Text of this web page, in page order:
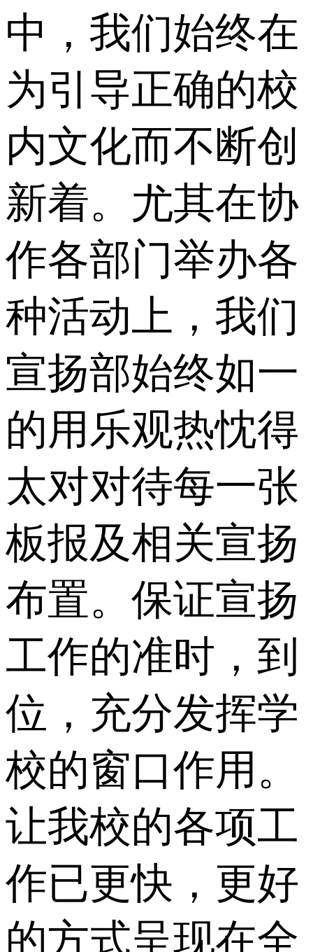
中，我们始终在
为引导正确的校
内文化而不断创
新着。尤其在协
作各部门举办各
种活动上，我们
宣扬部始终如一
的用乐观热忱得
太对对待每一张
板报及相关宣扬
布置。保证宣扬
工作的准时，到
位，充分发挥学
校的窗口作用。
让我校的各项工
作已更快，更好
的方式呈现在全